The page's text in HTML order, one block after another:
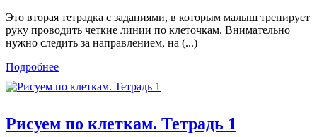
Это вторая тетрадка с заданиями, в которым малыш тренирует
руку проводить четкие линии по клеточкам. Внимательно
нужно следить за направлением, на (...)
Подробнее
Рисуем по клеткам. Тетрадь 1